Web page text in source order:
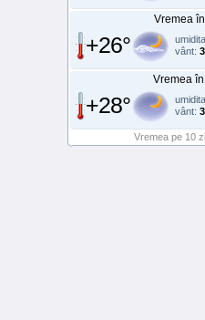
Vremea
+26°
vânt:
Vremea
+28°
vânt:
Vremea pe 10